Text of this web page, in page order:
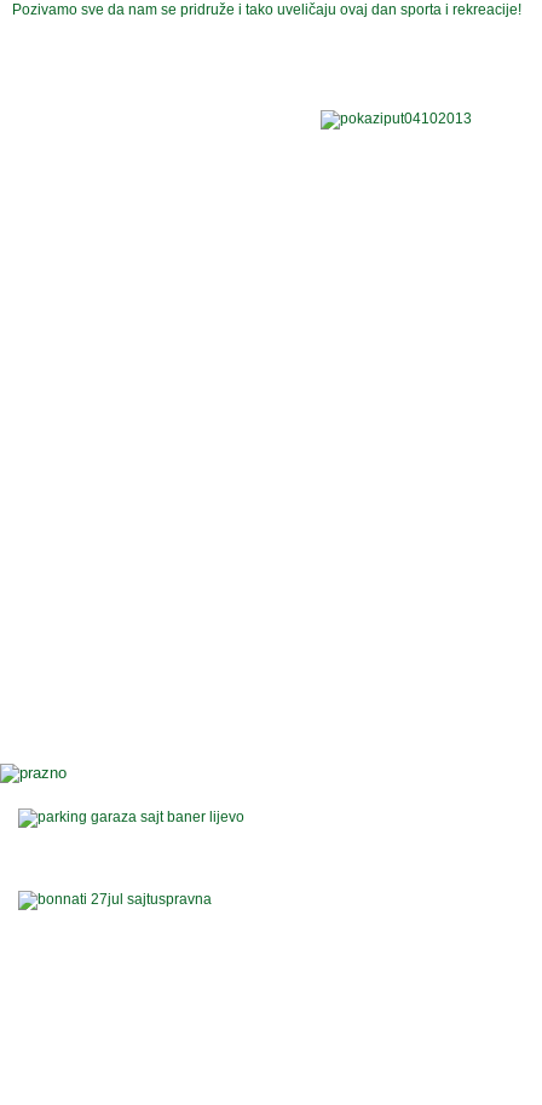
Pozivamo sve da nam se pridruže i tako uveličaju ovaj dan sporta i rekreacije!